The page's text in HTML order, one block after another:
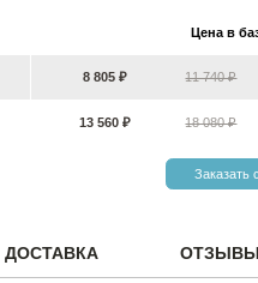
Цена в
8 805 ₽ 11 740 ₽
13 560 ₽ 18 080 ₽
Заказать
ДОСТАВКА ОТЗЫВЫ